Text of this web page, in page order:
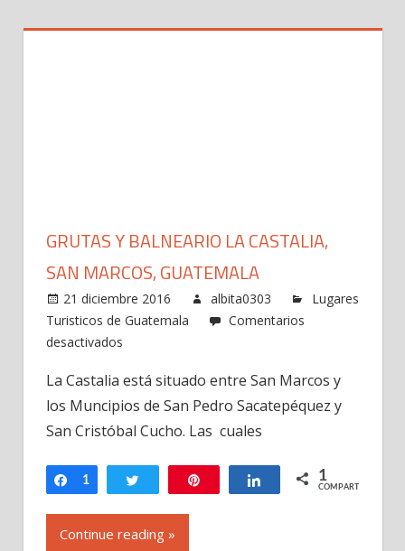
GRUTAS Y BALNEARIO LA CASTALIA,
SAN MARCOS, GUATEMALA
21 diciembre 2016 albita0303
Lugares
Turisticos de Guatemala
Comentarios
desactivados
y
Balneario
La
San
Marcos,
Guatemala
La Castalia está situado entre San Marcos y
los Muncipios de San Pedro Sacatepéquez y
San Cristóbal Cucho. Las cuales
Compartir
1 Twittear Compartir
1
COMPARTIR
Continue reading »